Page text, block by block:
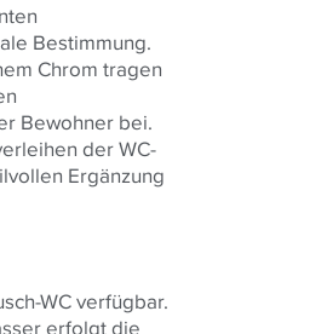
Bestimmung.
Chrom tragen
Bewohner bei.
der WC-
Ergänzung
WC verfügbar.
erfolgt die